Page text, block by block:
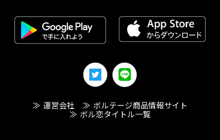
≫ 運営会社
≫ ボルテージ商品情報サイト
≫ ボル恋タイトル一覧